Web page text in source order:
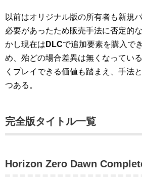
以前はオリジナル版の所有者も新規
必要があったため販売手法に否定的
かし現在は DLCで追加要素を購入で
め、殆どの場合差異は無くなってい
くプレイできる価値も踏まえ、手法
つある。
完全版タイトル一覧
Horizon Zero Dawn